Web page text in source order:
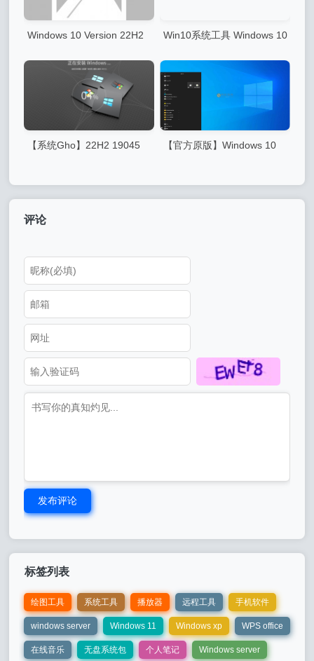
Windows 10 Version 22H2
Win10系统工具 Windows 10
版
【系统Gho】22H2 19045
【官方原版】Windows 10
评论
发布评论
标签列表
绘图工具 系统工具 播放器 远程工具 手机软件
windows server Windows 11 Windows xp WPS office
在线音乐 无盘系统包 个人笔记 Windows server